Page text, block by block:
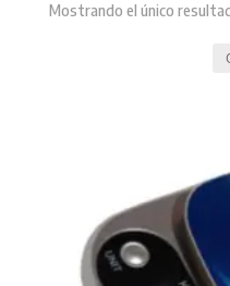
Mostrando el único